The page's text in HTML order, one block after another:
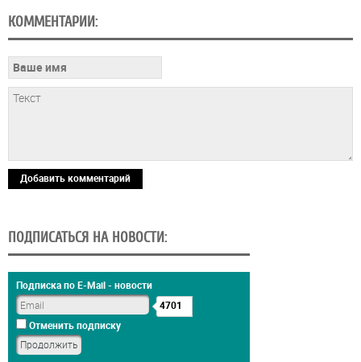
КОММЕНТАРИИ:
Добавить комментарий
ПОДПИСАТЬСЯ НА НОВОСТИ:
Подписка по E-Mail - новости
4701
Отменить подписку